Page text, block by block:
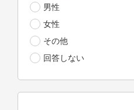
男性
女性
その他
回答しない